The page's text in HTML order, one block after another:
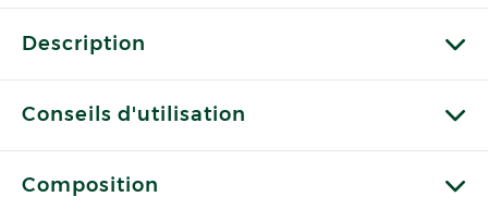
Description
Conseils d'utilisation
Composition